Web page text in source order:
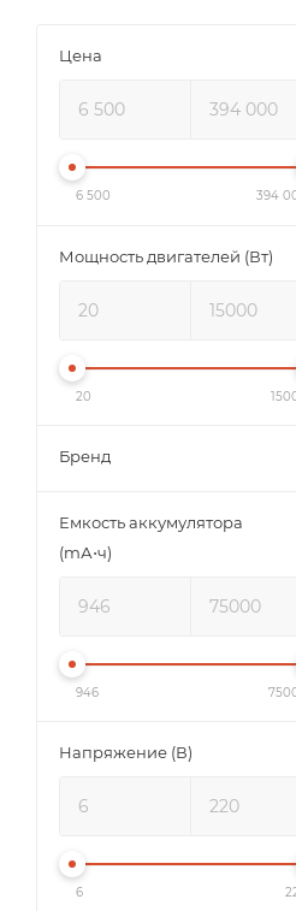
Цена
6 500 394
Мощность двигателей (Вт)
20
Бренд
Емкость аккумулятора
(mА⋅ч)
946
Напряжение (В)
6